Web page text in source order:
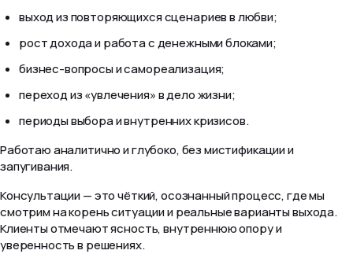
выход из повторяющихся сценариев в любви;
рост дохода и работа с денежными блоками;
бизнес-вопросы и самореализация;
переход из «увлечения» в дело жизни;
периоды выбора и внутренних кризисов.
Работаю аналитично и глубоко, без мистификации и
запугивания.
Консультации — это чёткий, осознанный процесс, где мы
смотрим на корень ситуации и реальные варианты выхода.
Клиенты отмечают ясность, внутреннюю опору и
уверенность в решениях.